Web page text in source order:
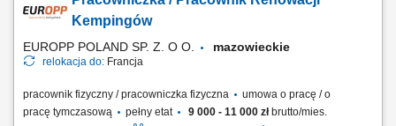
tym szkoleń z zakresu edukacji finansowej. Budowanie relacji z
klientami oraz pozyskiwanie nowych kontaktów dla partnerów
Kempingów
EUROPP POLAND SP. Z. O O. mazowieckie
relokacja do: Francja
pracownik fizyczny / pracowniczka fizyczna
umowa o pracę / o
pracę tymczasową
pełny etat 9 000 - 11 000 złbrutto/mies.